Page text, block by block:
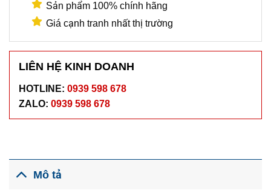
Sản phẩm 100% chính hãng
Giá cạnh tranh nhất thị trường
LIÊN HỆ KINH DOANH
HOTLINE: 0939 598 678
ZALO: 0939 598 678
Mô tả